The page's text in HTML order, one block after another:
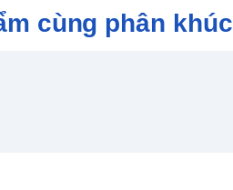
cùng phân khúc